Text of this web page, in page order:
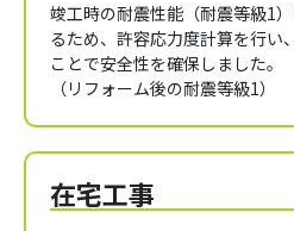
竣工時の耐震性能（耐震等級1
るため、許容応力度計算を行い
ことで安全性を確保しました。
（リフォーム後の耐震等級1）
在宅工事